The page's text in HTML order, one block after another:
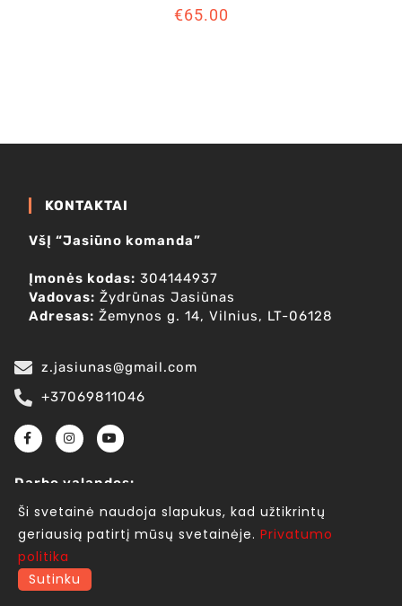
€65.00
KONTAKTAI
VšĮ “Jasiūno komanda”
Įmonės kodas: 304144937
Vadovas: Žydrūnas Jasiūnas
Adresas: Žemynos g. 14, Vilnius, LT-06128
z.jasiunas@gmail.com
+37069811046
Darbo valandos:
P-Pn: 17.00-20.00 val
Šeštadienis: 10.30 – 11.45 val
© COPYRIGHT 2025 BY GETSPACE.LT
Ši svetainė naudoja slapukus, kad užtikrintų
geriausią patirtį mūsų svetainėje. Privatumo
politika
Sutinku